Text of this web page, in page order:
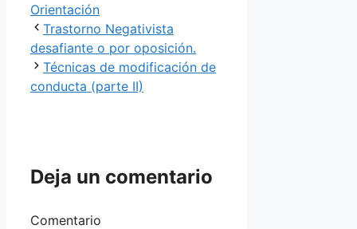
Orientación
Trastorno Negativista
desafiante o por oposición.
Técnicas de modificación de
conducta (parte II)
Deja un comentario
Comentario